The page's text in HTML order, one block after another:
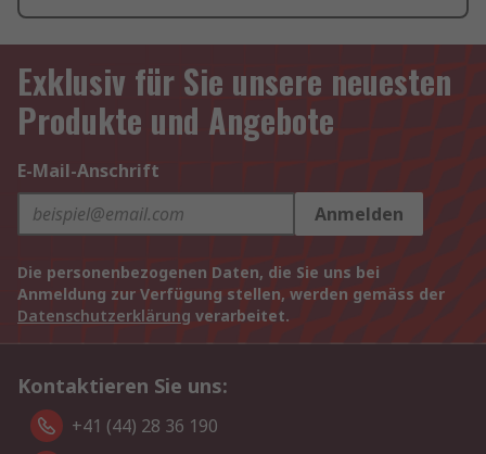
Exklusiv für Sie unsere neuesten
Produkte und Angebote
E-Mail-Anschrift
Anmelden
Die personenbezogenen Daten, die Sie uns bei
Anmeldung zur Verfügung stellen, werden gemäss der
Datenschutzerklärung verarbeitet.
Kontaktieren Sie uns:
+41 (44) 28 36 190